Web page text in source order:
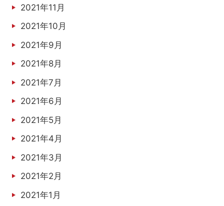
2021年11月
2021年10月
2021年9月
2021年8月
2021年7月
2021年6月
2021年5月
2021年4月
2021年3月
2021年2月
2021年1月